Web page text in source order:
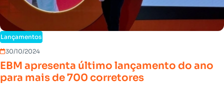
Lançamentos
30/10/2024
EBM apresenta último lançamento do ano
para mais de 700 corretores